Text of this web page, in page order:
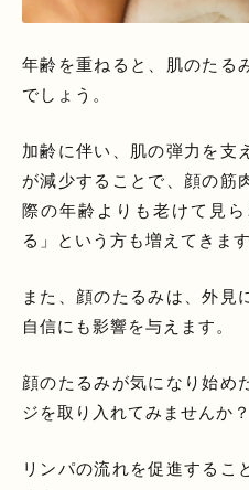
年齢を重ねると、肌のたる
でしょう。
加齢に伴い、肌の弾力を支
が減少することで、顔の筋
際の年齢よりも老けて見
る」という方も増えてきます
また、顔のたるみは、外見
自信にも影響を与えます。
顔のたるみが気になり始め
ジを取り入れてみませんか？
リンパの流れを促進するこ